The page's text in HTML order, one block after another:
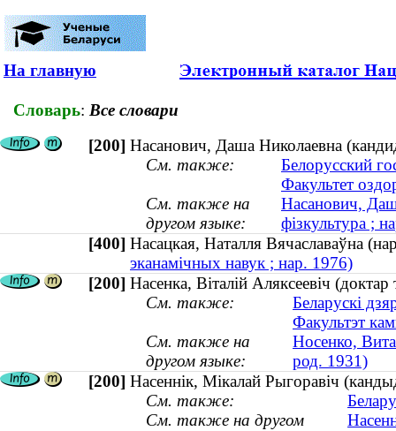
На главную
Словарь: Все словари
[200] Насанович, Даша Николаевна
См. также:
Белорусский
Факультет
См. также на
другом языке:
Насанович,
фізкультура ;
[400] Насацкая, Наталля Вячаславаўна
эканамічных навук ; нар. 1976)
[200] Насенка, Віталій Аляксеевіч
См. также:
Беларускі
Факультэт
См. также на
другом языке:
Носенко,
род. 1931)
[200] Насеннік, Мікалай Рыгоравіч
См. также:
См. также на другом